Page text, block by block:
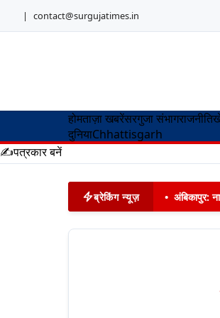
| contact@surgujatimes.in
होमताज़ा खबरेंसरगुजा संभागराजनीति
दुनियाChhattisgarh
✍️पत्रकार बनें
ब्रेकिंग न्यूज़ • अंबिकापुर: